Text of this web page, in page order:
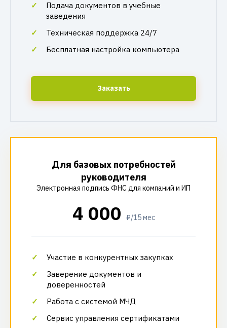
Подача документов в учебные
заведения
Техническая поддержка 24/7
Бесплатная настройка компьютера
Заказать
Для базовых потребностей
руководителя
Электронная подпись ФНС для компаний и ИП
4 000 ₽/15 мес
Участие в конкурентных закупках
Заверение документов и
доверенностей
Работа с системой МЧД
Сервис управления сертификатами